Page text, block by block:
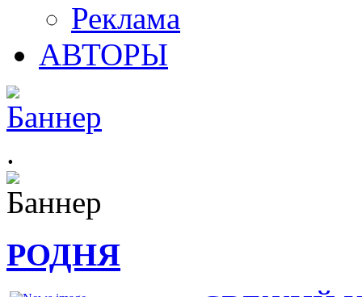
Реклама
АВТОРЫ
.
РОДНЯ